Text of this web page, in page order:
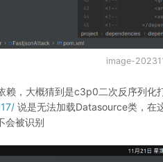
image-
，大概猜到是c3p0二次反序列化
说是无法加载Datasource类，在
会被识别